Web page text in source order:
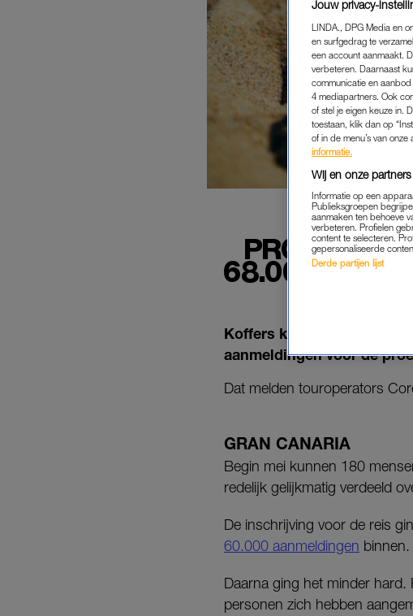
68.000
Koffers klaar, pakken
aanmeldingen voor de
Dat melden touroperators
GRAN CANARIA
Begin mei kunnen 180
redelijk gelijkmatig verdeeld
De inschrijving voor de reis
60.000 aanmeldingen binnen.
Daarna ging het minder
personen zich hebben
Jouw privacy-
LINDA., DPG Media en
en surfgedrag te
een account aanmaakt.
verbeteren. Daarnaast
communicatie en
4 mediapartners. Ook
of stel je eigen keuze in.
toestaan, klik dan op
of in de menu’s van
informatie.
Wij en onze
Informatie op een
Publieksgroepen
aanmaken ten behoeve
verbeteren. Profielen
content te selecteren.
gepersonaliseerde
Derde partijen lijst